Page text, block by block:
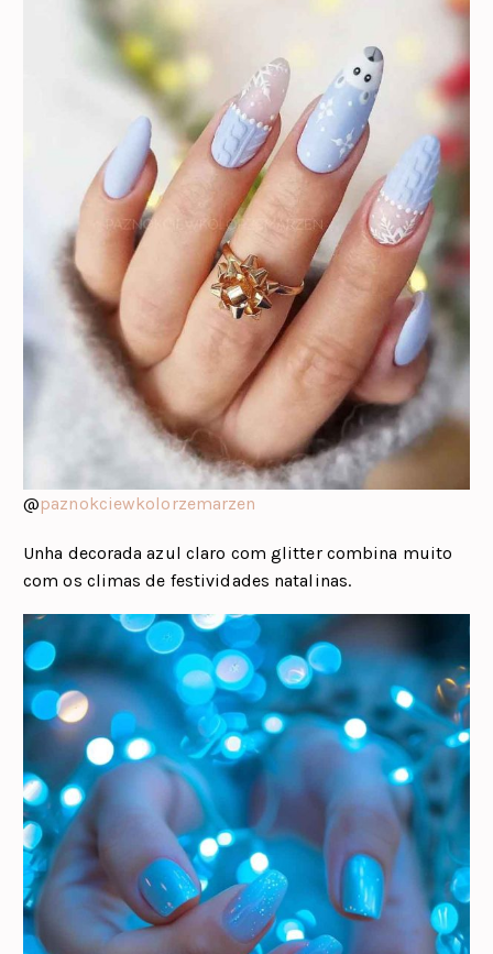
@paznokciewkolorzemarzen
Unha decorada azul claro com glitter combina muito
com os climas de festividades natalinas.